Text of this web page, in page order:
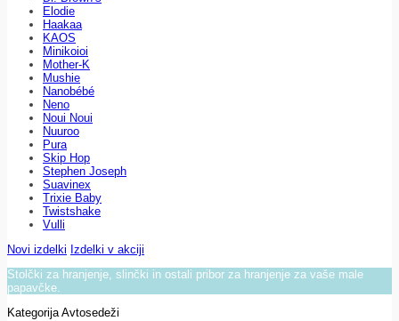
Elodie
Haakaa
KAOS
Minikoioi
Mother-K
Mushie
Nanobébé
Neno
Noui Noui
Nuuroo
Pura
Skip Hop
Stephen Joseph
Suavinex
Trixie Baby
Twistshake
Vulli
Novi izdelki Izdelki v akciji
Stolčki za hranjenje, slinčki in ostali pribor za hranjenje za vaše male
papavčke.
Kategorija Avtosedeži